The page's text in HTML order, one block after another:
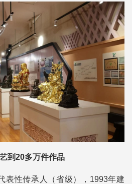
到20多万件作品
表性传承人（省级），1993年建